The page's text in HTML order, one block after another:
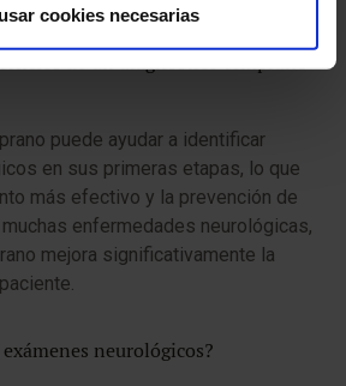
cookies necesarias
de un diagnóstico temprano
puede ayudar a identificar
en sus primeras etapas, lo que
más efectivo y la prevención de
enfermedades neurológicas,
mejora significativamente la
neurológicos?